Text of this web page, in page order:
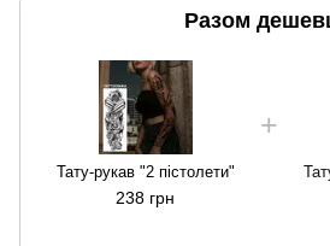
Разом
Тату-рукав "2 пістолети"
238 грн